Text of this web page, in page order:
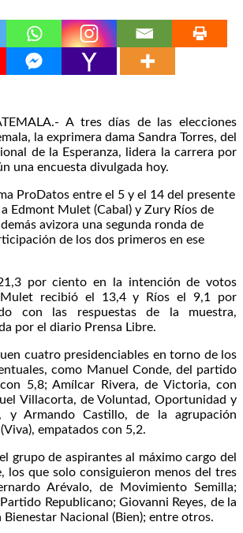
A tres días de las elecciones
la exprimera dama Sandra Torres, del
de la Esperanza, lidera la carrera por
una encuesta divulgada hoy.
ProDatos entre el 5 y el 14 del presente
Edmont Mulet (Cabal) y Zury Ríos de
avizora una segunda ronda de
de los dos primeros en ese
por ciento en la intención de votos
Mulet recibió el 13,4 y Ríos el 9,1 por
con las respuestas de la muestra,
por el diario Prensa Libre.
cuatro presidenciables en torno de los
como Manuel Conde, del partido
5,8; Amílcar Rivera, de Victoria, con
Villacorta, de Voluntad, Oportunidad y
y Armando Castillo, de la agrupación
empatados con 5,2.
grupo de aspirantes al máximo cargo del
los que solo consiguieron menos del tres
Arévalo, de Movimiento Semilla;
Republicano; Giovanni Reyes, de la
Nacional (Bien); entre otros.